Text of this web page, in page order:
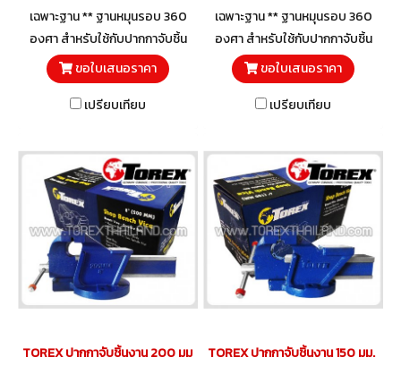
เฉพาะฐาน ** ฐานหมุนรอบ 360
องศา สำหรับใช้กับปากกาจับชิ้น
งาน ปากกาจับเหล็ก TOREX
TPQ-TRBVFB Series
ขอใบเสนอราคา
เปรียบเทียบ
เฉพาะฐาน ** ฐานหมุนรอบ 360
องศา สำหรับใช้กับปากกาจับชิ้น
งาน ปากกาจับเหล็ก TOREX
TPQ-TRBVFB Series
ขอใบเสนอราคา
เปรียบเทียบ
TOREX ปากกาจับชิ้นงาน 200 มม. (8")TOREX ปากกาจับชิ้นงาน 150 มม. (6")